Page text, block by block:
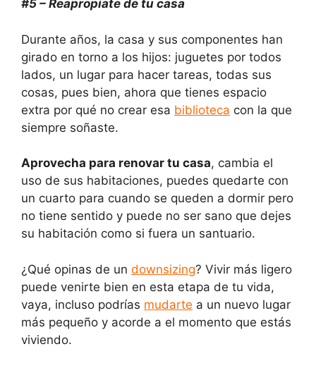
#5 – Reapropiate de tu casa
Durante años, la casa y sus componentes han
girado en torno a los hijos: juguetes por todos
lados, un lugar para hacer tareas, todas sus
cosas, pues bien, ahora que tienes espacio
extra por qué no crear esa biblioteca con la que
siempre soñaste.
Aprovecha para renovar tu casa, cambia el
uso de sus habitaciones, puedes quedarte con
un cuarto para cuando se queden a dormir pero
no tiene sentido y puede no ser sano que dejes
su habitación como si fuera un santuario.
¿Qué opinas de un downsizing? Vivir más ligero
puede venirte bien en esta etapa de tu vida,
vaya, incluso podrías mudarte a un nuevo lugar
más pequeño y acorde a el momento que estás
viviendo.